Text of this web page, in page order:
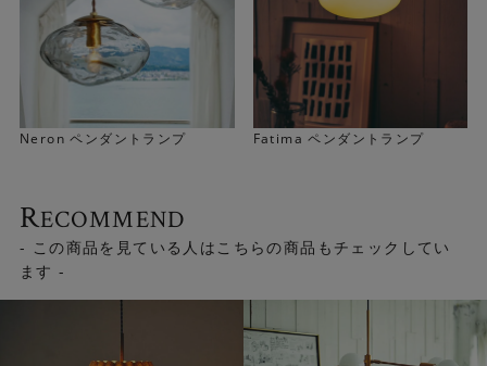
Neron ペンダントランプ Fatima ペンダントランプ
RECOMMEND
- この商品を見ている人はこちらの商品もチェックしてい
ます -